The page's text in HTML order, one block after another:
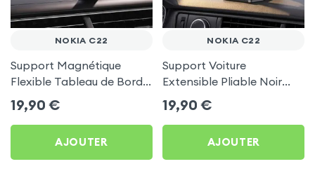
NOKIA C22
Support Magnétique
Flexible Tableau de Bord
et Écran central pour
Nokia C22
19,90 €
AJOUTER
NOKIA C22
Support Voiture
Extensible Pliable Noir
Carbone pour Nokia C22
19,90 €
AJOUTER